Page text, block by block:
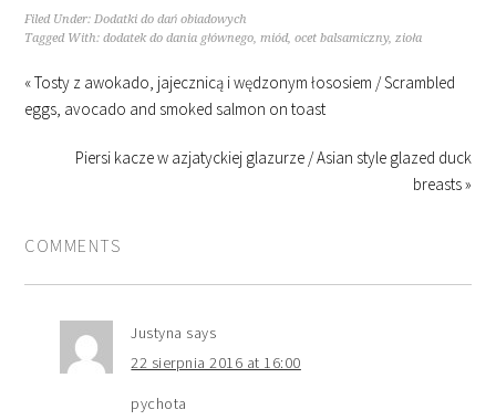
Filed Under: Dodatki do dań obiadowych
Tagged With:dodatek do dania głównego miód,ocet balsamiczny, zioła
« Tosty z awokado, jajecznicą i wędzonym łososiem / Scrambled
eggs, avocado and smoked salmon on toast
Piersi kacze w azjatyckiej glazurze / Asian style glazed duck
breasts »
COMMENTS
Justyna says
22 sierpnia 2016 at 16:00
pychota